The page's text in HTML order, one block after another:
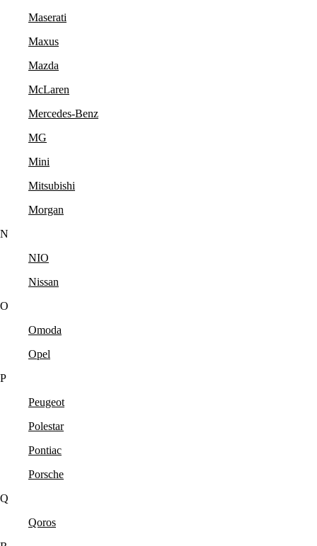
Maserati
Maxus
Mazda
McLaren
Mercedes-Benz
MG
Mini
Mitsubishi
Morgan
N
NIO
Nissan
O
Omoda
Opel
P
Peugeot
Polestar
Pontiac
Porsche
Q
Qoros